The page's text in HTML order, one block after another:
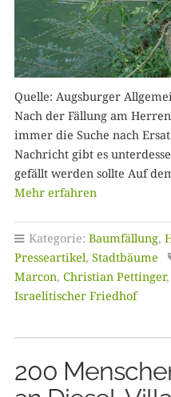
Quelle: Augsburger
Nach der Fällung am
immer die Suche nach
Nachricht gibt es
gefällt werden sollte Auf
Mehr erfahren
Kategorie: Baumfällung,
Presseartikel, Stadtbäume
Marcon, Christian Pettinger,
Israelitischer Friedhof
200